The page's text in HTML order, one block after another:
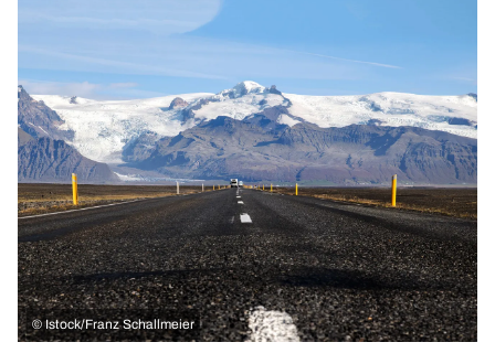
© Istock/Franz Schallmeier